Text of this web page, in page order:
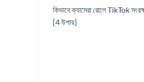
কিভাবে ক্যামেরা রোলে TikTok
[4 উপায়]